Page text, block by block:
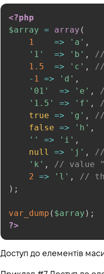
<?php
$array = array (
1
=> 'a' ,
'1'
=> 'b' ,
//
1.5
=> 'c' ,
//
- 1 => 'd' ,
'01'
=> 'e' ,
'1.5'
=> 'f' ,
true => 'g' ,
//
false => 'h' ,
''
=> 'i' ,
null
=> 'j' ,
'k' ,
// value
2 => 'l' ,
//
) ;
var_dump ( $array ) ;
?>
Доступ до елементів